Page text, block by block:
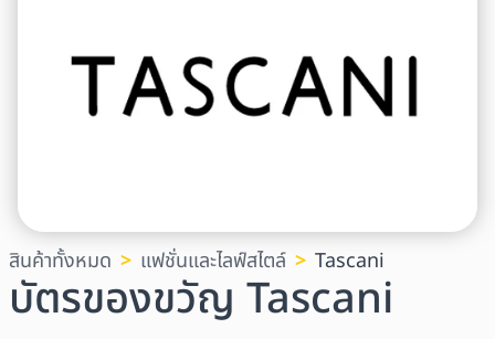
สินค้าทั้งหมด แฟชั่นและไลฟ์สไตล์ Tascani
บัตรของขวัญ Tascani